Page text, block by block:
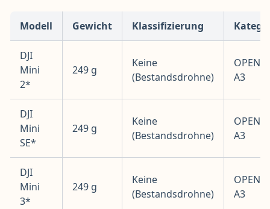
Modell Gewicht Klassifizierung
DJI
Mini
2*
249 g
Keine
(Bestandsdrohne)
OPEN
A3
DJI
Mini
SE*
249 g
Keine
(Bestandsdrohne)
OPEN
A3
DJI
Mini
3*
249 g
Keine
(Bestandsdrohne)
OPEN
A3